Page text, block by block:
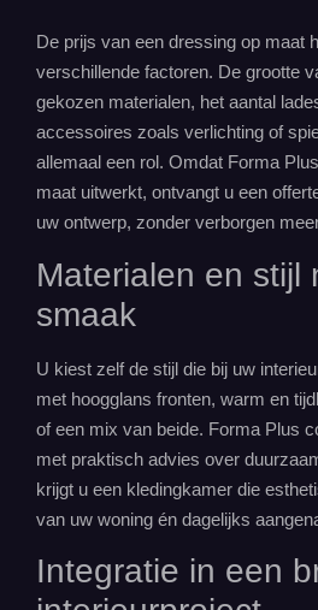
De prijs van een dressing op maat
verschillende factoren. De grootte
gekozen materialen, het aantal
accessoires zoals verlichting of
allemaal een rol. Omdat Forma
maat uitwerkt, ontvangt u een
uw ontwerp, zonder verborgen
Materialen en stijl
smaak
U kiest zelf de stijl die bij uw
met hoogglans fronten, warm en
of een mix van beide. Forma Plus
met praktisch advies over
krijgt u een kledingkamer die
van uw woning én dagelijks
Integratie in een